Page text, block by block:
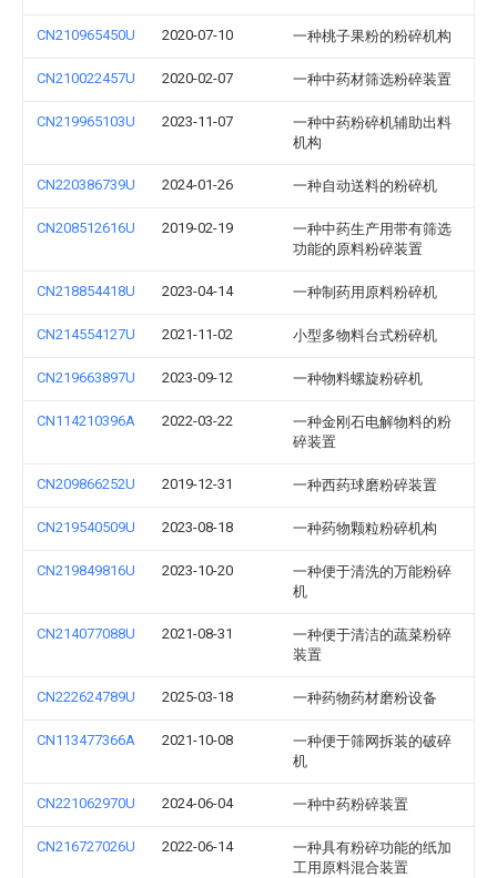
CN210965450U 2020-07-10 一种桃子果粉的粉碎机构
CN210022457U 2020-02-07 一种中药材筛选粉碎装置
CN219965103U 2023-11-07
一种中药粉碎机辅助出料
机构
CN220386739U 2024-01-26 一种自动送料的粉碎机
CN208512616U 2019-02-19
一种中药生产用带有筛选
功能的原料粉碎装置
CN218854418U 2023-04-14 一种制药用原料粉碎机
CN214554127U 2021-11-02 小型多物料台式粉碎机
CN219663897U 2023-09-12 一种物料螺旋粉碎机
CN114210396A 2022-03-22
一种金刚石电解物料的粉
碎装置
CN209866252U 2019-12-31 一种西药球磨粉碎装置
CN219540509U 2023-08-18 一种药物颗粒粉碎机构
CN219849816U 2023-10-20
一种便于清洗的万能粉碎
机
CN214077088U 2021-08-31
一种便于清洁的蔬菜粉碎
装置
CN222624789U 2025-03-18 一种药物药材磨粉设备
CN113477366A 2021-10-08
一种便于筛网拆装的破碎
机
CN221062970U 2024-06-04 一种中药粉碎装置
CN216727026U 2022-06-14
一种具有粉碎功能的纸加
工用原料混合装置